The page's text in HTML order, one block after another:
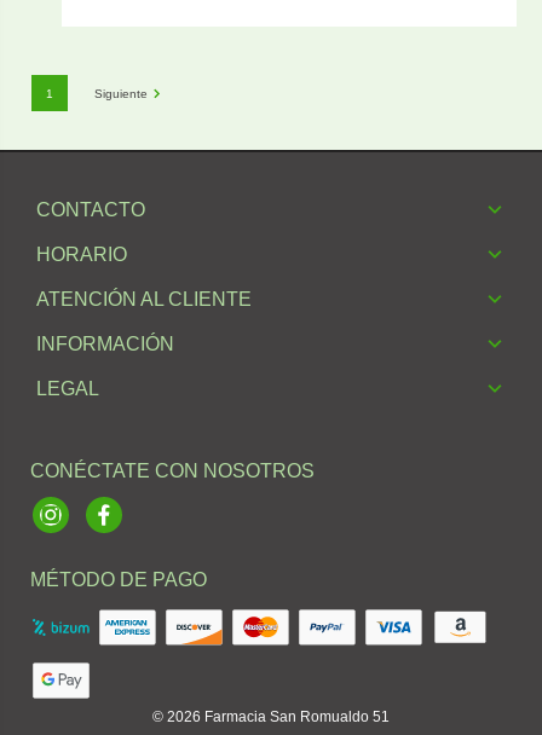
1 Siguiente
CONTACTO
HORARIO
ATENCIÓN AL CLIENTE
INFORMACIÓN
LEGAL
CONÉCTATE CON NOSOTROS
InstagramFacebook
MÉTODO DE PAGO
© 2026 Farmacia San Romualdo 51